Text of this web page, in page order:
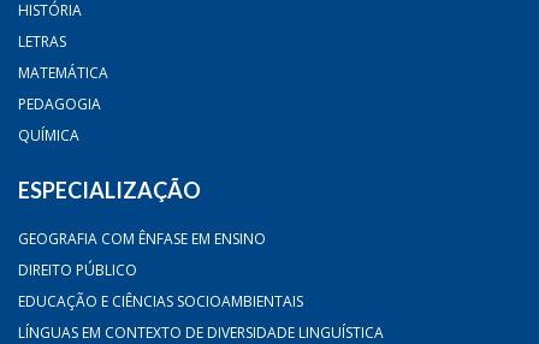
HISTÓRIA
LETRAS
MATEMÁTICA
PEDAGOGIA
QUÍMICA
ESPECIALIZAÇÃO
GEOGRAFIA COM ÊNFASE EM ENSINO
DIREITO PÚBLICO
EDUCAÇÃO E CIÊNCIAS SOCIOAMBIENTAIS
LÍNGUAS EM CONTEXTO DE DIVERSIDADE LINGUÍSTICA